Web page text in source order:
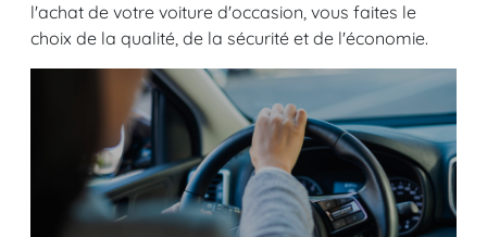
l'achat de votre voiture d'occasion, vous faites le
choix de la qualité, de la sécurité et de l'économie.